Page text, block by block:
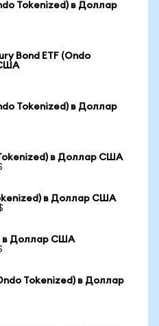
Tokenized) в Доллар
Bond ETF (Ondo
Tokenized) в Доллар
в Доллар США
в Доллар США
в Доллар США
Tokenized) в Доллар